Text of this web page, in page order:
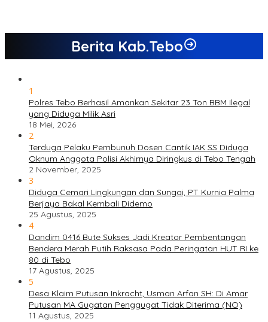
Berita Kab.Tebo
1
Polres Tebo Berhasil Amankan Sekitar 23 Ton BBM Ilegal
yang Diduga Milik Asri
18 Mei, 2026
2
Terduga Pelaku Pembunuh Dosen Cantik IAK SS Diduga
Oknum Anggota Polisi Akhirnya Diringkus di Tebo Tengah
2 November, 2025
3
Diduga Cemari Lingkungan dan Sungai, PT Kurnia Palma
Berjaya Bakal Kembali Didemo
25 Agustus, 2025
4
Dandim 0416 Bute Sukses Jadi Kreator Pembentangan
Bendera Merah Putih Raksasa Pada Peringatan HUT RI ke
80 di Tebo
17 Agustus, 2025
5
Desa Klaim Putusan Inkracht, Usman Arfan SH: Di Amar
Putusan MA Gugatan Penggugat Tidak Diterima (NO)
11 Agustus, 2025